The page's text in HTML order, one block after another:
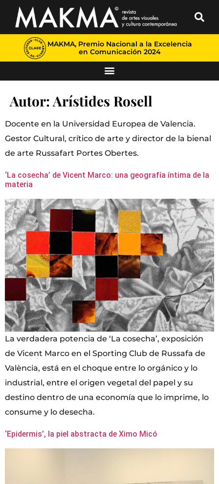
MAKMA, Premio Nacional a la Excelencia
en Comunicación 2024
Autor:Arístides Rosell
Docente en la Universidad Europea de Valencia.
Gestor Cultural, crítico de arte y director de la bienal
de arte Russafart Portes Obertes.
‘La cosecha’ de Vicent Marco: una geografía íntima de la
materia
La verdadera potencia de ‘La cosecha’, exposición
de Vicent Marco en el Sporting Club de Russafa de
València, está en el choque entre lo orgánico y lo
industrial, entre el origen vegetal del papel y su
destino dentro de una economía que lo imprime, lo
consume y lo desecha.
‘Epidermis’, la piel abstracta de Ximo Micó